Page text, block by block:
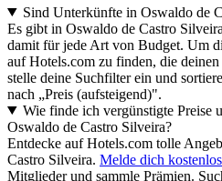
Sind Unterkünfte in Oswaldo de
Es gibt in Oswaldo de Castro
damit für jede Art von Budget. Um
auf Hotels.com zu finden, die
stelle deine Suchfilter ein und
nach „Preis (aufsteigend)".
Wie finde ich vergünstigte Preise
Oswaldo de Castro Silveira?
Entdecke auf Hotels.com tolle
Castro Silveira. Melde dich
Mitglieder und sammle Prämien.